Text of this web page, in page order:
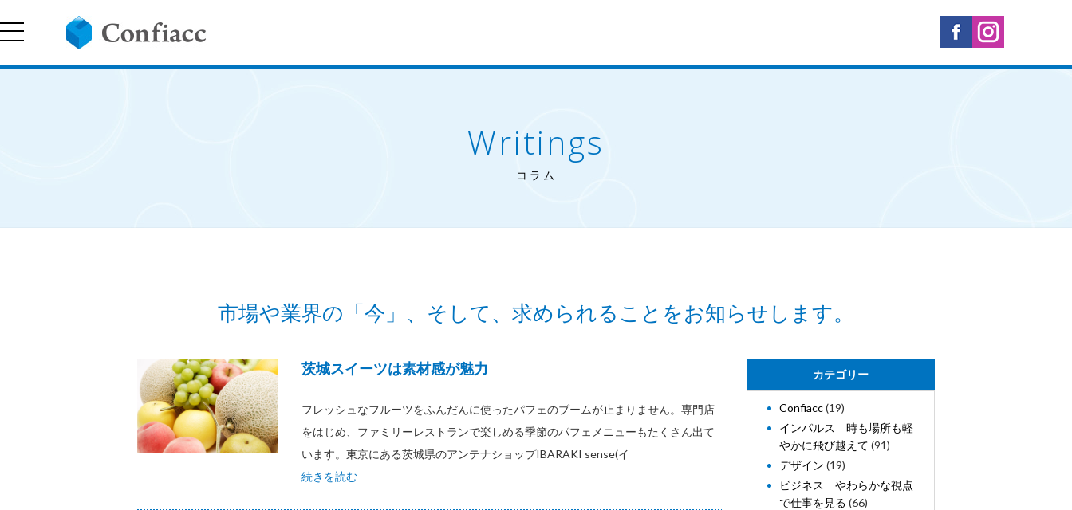
Writings
コラム
市場や業界の「今」、そして、求められることをお知らせします。
茨城スイーツは素材感が魅力
フレッシュなフルーツをふんだんに使ったパフェのブームが止まりません。専門店
をはじめ、ファミリーレストランで楽しめる季節のパフェメニューもたくさん出て
います。東京にある茨城県のアンテナショップIBARAKI sense(イ
続きを読む
カテゴリー
Confiacc(19)
インパルス 時も場所も軽
やかに飛び越えて (91)
デザイン (19)
ビジネス やわらかな視点
で仕事を見る (66)